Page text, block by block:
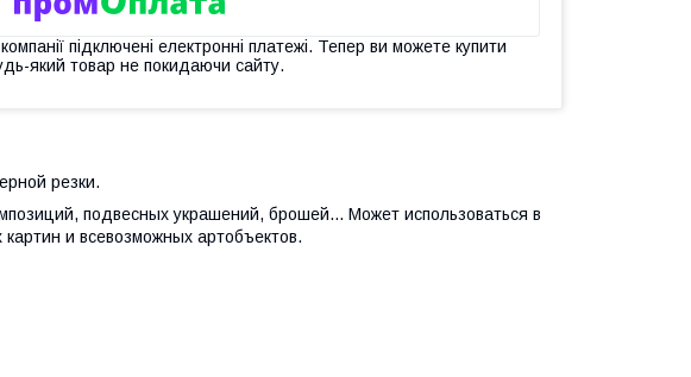
підключені електронні платежі. Тепер ви можете купити
який товар не покидаючи сайту.
резки.
подвесных украшений, брошей... Может использоваться в
и всевозможных артобъектов.